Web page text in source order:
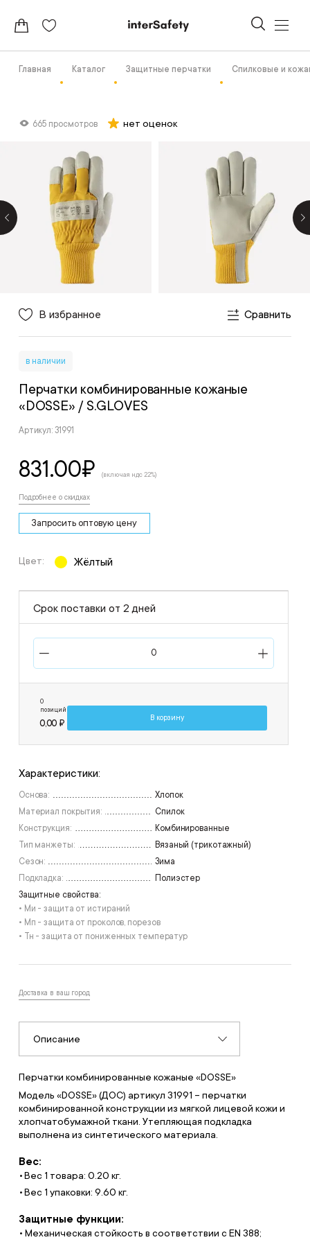
Главная Каталог Защитные перчатки Спилковые и
665 просмотров нет оценок
В избранное Сравнить
в наличии
Перчатки комбинированные кожаные
«DOSSE» / S.GLOVES
Артикул: 31991
831.00₽ (включая ндс 22%)
Подробнее о скидках
Запросить оптовую цену
Цвет: Жёлтый
Срок поставки от 2 дней
0
позиций
0,00 ₽
В корзину
Характеристики:
Основа:
Хлопок
Материал покрытия:
Спилок
Конструкция:
Комбинированные
Тип манжеты:
Вязаный (трикотажный)
Сезон:
Зима
Подкладка:
Полиэстер
Защитные свойства:
• Ми - защита от истираний
• Мп - защита от проколов, порезов
• Тн - защита от пониженных температур
Доставка в ваш город
Описание
Перчатки комбинированные кожаные «DOSSE»
Модель «DOSSE» (ДОС) артикул 31991 – перчатки
комбинированной конструкции из мягкой лицевой кожи и
хлопчатобумажной ткани. Утепляющая подкладка
выполнена из синтетического материала.
Вес:
Вес 1 товара: 0.20 кг.
Вес 1 упаковки: 9.60 кг.
Защитные функции:
• Механическая стойкость в соответствии с EN 388;